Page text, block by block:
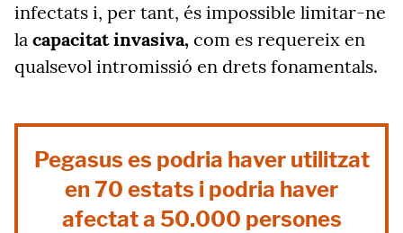
infectats i, per tant, és impossible limitar-ne
la capacitat invasiva, com es requereix en
qualsevol intromissió en drets fonamentals.
Pegasus es podria haver utilitzat
en 70 estats i podria haver
afectat a 50.000 persones